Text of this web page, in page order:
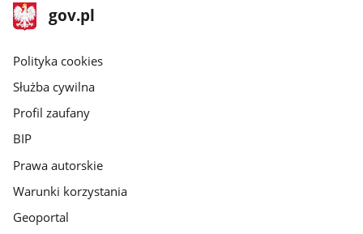
stopka
gov.pl
Strona
gov.pl
gov.pl
Polityka cookies
Służba cywilna
Profil zaufany
BIP
Prawa autorskie
Warunki korzystania
Geoportal